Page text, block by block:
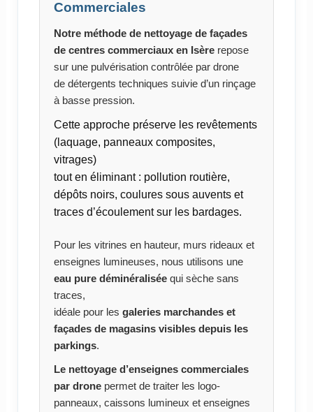
Commerciales
Notre méthode de nettoyage de façades
de centres commerciaux en Isèrerepose
sur une pulvérisation contrôlée par drone
de détergents techniques suivie d’un rinçage
à basse pression.
Cette approche préserve les revêtements
(laquage, panneaux composites,
vitrages)
tout en éliminant : pollution routière,
dépôts noirs, coulures sous auvents et
traces d’écoulement sur les bardages.
Pour les vitrines en hauteur, murs rideaux et
enseignes lumineuses, nous utilisons une
eau pure déminéraliséequi sèche sans
traces,
idéale pour les galeries marchandes et
façades de magasins visibles depuis les
parkings.
Le nettoyage d’enseignes commerciales
par dronepermet de traiter les logo-
panneaux, caissons lumineux et enseignes